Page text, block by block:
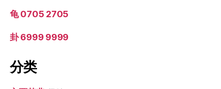
龟 0705 2705
卦 6999 9999
分类